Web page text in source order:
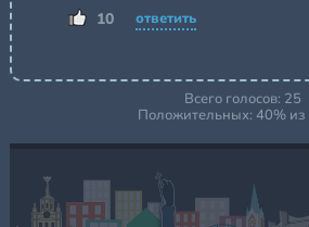
10 ответить
Всего голосов: 25
Положительных: 40% из